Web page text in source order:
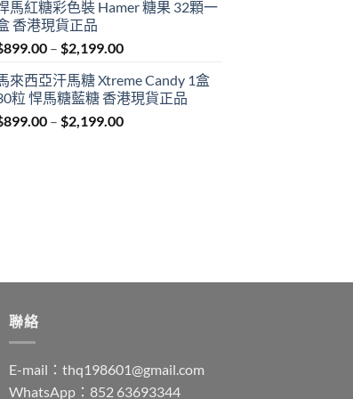
$759.00
$1,939.00
馬紅糖彩色裝 Hamer 糖果 32顆一
香港現貨正品
899.00 – $2,199.00Price
$899.00
through
$2,199.00
來西亞汗馬糖 Xtreme Candy 1盒
粒 悍馬糖藍糖 香港現貨正品
899.00 – $2,199.00Price
聯絡
E-mail： thq198601@gmail.com
WhatsApp：852 63693344